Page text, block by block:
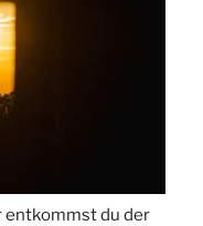
entkommst du der